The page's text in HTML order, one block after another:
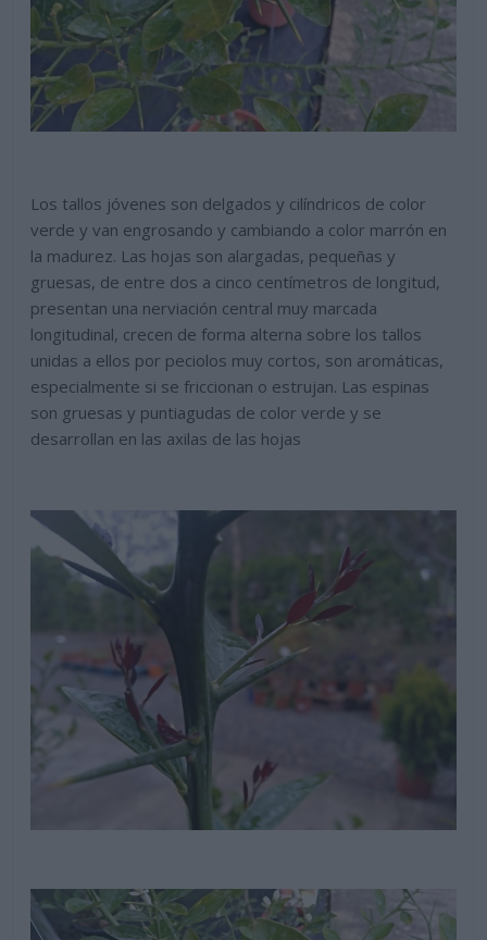
Los tallos jóvenes son delgados y cilíndricos de color
verde y van engrosando y cambiando a color marrón en
la madurez. Las hojas son alargadas, pequeñas y
gruesas, de entre dos a cinco centímetros de longitud,
presentan una nerviación central muy marcada
longitudinal, crecen de forma alterna sobre los tallos
unidas a ellos por peciolos muy cortos, son aromáticas,
especialmente si se friccionan o estrujan. Las espinas
son gruesas y puntiagudas de color verde y se
desarrollan en las axilas de las hojas